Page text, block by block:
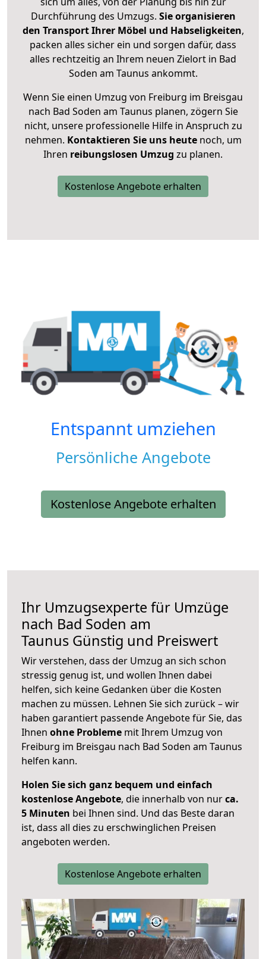
Durchführung des Umzugs. Sie organisieren
den Transport Ihrer Möbel und Habseligkeiten,
packen alles sicher ein und sorgen dafür, dass
alles rechtzeitig an Ihrem neuen Zielort in Bad
Soden am Taunus ankommt.
Wenn Sie einen Umzug von Freiburg im Breisgau
nach Bad Soden am Taunus planen, zögern Sie
nicht, unsere professionelle Hilfe in Anspruch zu
nehmen. Kontaktieren Sie uns heutenoch, um
Ihren reibungslosen Umzug zu planen.
Kostenlose Angebote erhalten
Entspannt umziehen
Persönliche Angebote
Kostenlose Angebote erhalten
Ihr Umzugsexperte für Umzüge
nach Bad Soden am
Taunus Günstig und Preiswert
Wir verstehen, dass der Umzug an sich schon
stressig genug ist, und wollen Ihnen dabei
helfen, sich keine Gedanken über die Kosten
machen zu müssen. Lehnen Sie sich zurück – wir
haben garantiert passende Angebote für Sie, das
Ihnen ohne Probleme mit Ihrem Umzug von
Freiburg im Breisgau nach Bad Soden am Taunus
helfen kann.
Holen Sie sich ganz bequem und einfach
kostenlose Angebote, die innerhalb von nurca.
5 Minuten bei Ihnen sind. Und das Beste daran
ist, dass all dies zu erschwinglichen Preisen
angeboten werden.
Kostenlose Angebote erhalten